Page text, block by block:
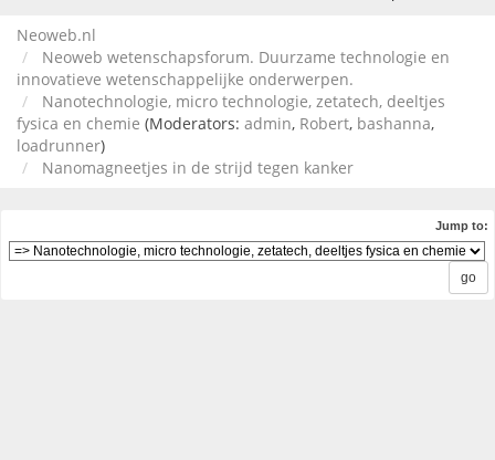
Neoweb.nl
Neoweb wetenschapsforum. Duurzame technologie en
innovatieve wetenschappelijke onderwerpen.
Nanotechnologie, micro technologie, zetatech, deeltjes
fysica en chemie (Moderators: admin, Robert, bashanna,
loadrunner)
Nanomagneetjes in de strijd tegen kanker
Jump to: